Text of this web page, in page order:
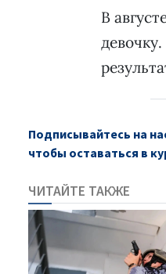
В
Подписывайтесь на
чтобы оставаться в
ЧИТАЙТЕ ТАКЖЕ